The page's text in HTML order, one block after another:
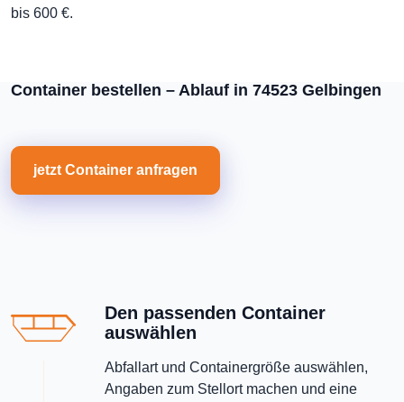
bis 600 €.
Container bestellen – Ablauf in 74523 Gelbingen
jetzt Container anfragen
Den passenden Container
auswählen
Abfallart und Containergröße auswählen,
Angaben zum Stellort machen und eine